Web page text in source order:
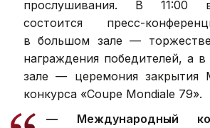
прослушивания. В 11:00
состоится пресс-
в большом зале —
награждения победителей, а
зале — церемония закрытия
конкурса «Coupe Mondiale 79».
— Международный